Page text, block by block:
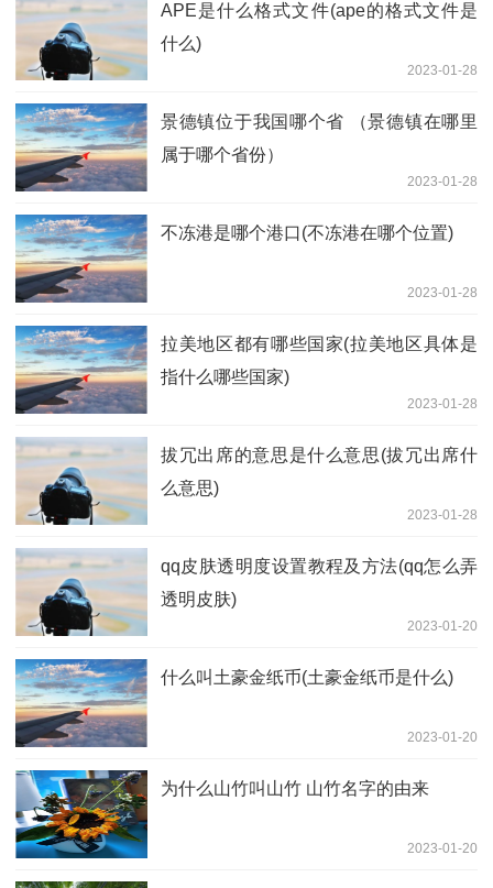
APE是什么格式文件(ape的格式文件是
什么)
2023-01-28
景德镇位于我国哪个省 （景德镇在哪里
属于哪个省份）
2023-01-28
不冻港是哪个港口(不冻港在哪个位置)
2023-01-28
拉美地区都有哪些国家(拉美地区具体是
指什么哪些国家)
2023-01-28
拔冗出席的意思是什么意思(拔冗出席什
么意思)
2023-01-28
qq皮肤透明度设置教程及方法(qq怎么弄
透明皮肤)
2023-01-20
什么叫土豪金纸币(土豪金纸币是什么)
2023-01-20
为什么山竹叫山竹 山竹名字的由来
2023-01-20